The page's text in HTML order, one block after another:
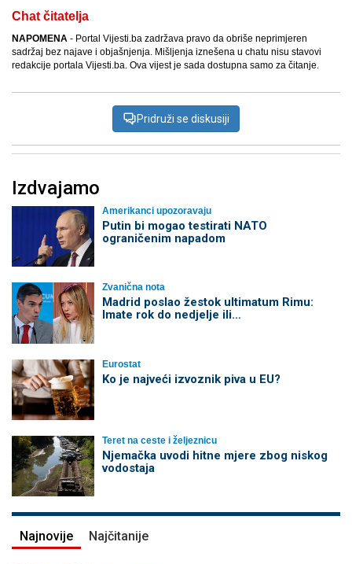
Chat čitatelja
NAPOMENA - Portal Vijesti.ba zadržava pravo da obriše neprimjeren
sadržaj bez najave i objašnjenja. Mišljenja iznešena u chatu nisu stavovi
redakcije portala Vijesti.ba. Ova vijest je sada dostupna samo za čitanje.
Pridruži se diskusiji
Izdvajamo
Amerikanci upozoravaju
Putin bi mogao testirati NATO
ograničenim napadom
Zvanična nota
Madrid poslao žestok ultimatum Rimu:
Imate rok do nedjelje ili…
Eurostat
Ko je najveći izvoznik piva u EU?
Teret na ceste i željeznicu
Njemačka uvodi hitne mjere zbog niskog
vodostaja
Najnovije Najčitanije